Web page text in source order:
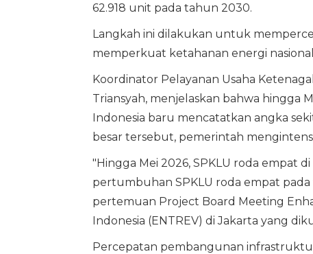
62.918 unit pada tahun 2030.
Langkah ini dilakukan untuk
memperkuat ketahanan energi
Koordinator Pelayanan Usaha
Triansyah, menjelaskan bahwa hingga
Indonesia baru mencatatkan angka
besar tersebut, pemerintah
"Hingga Mei 2026, SPKLU roda empat
pertumbuhan SPKLU roda empat
pertemuan Project Board Meeting
Indonesia (ENTREV) di Jakarta yang
Percepatan pembangunan